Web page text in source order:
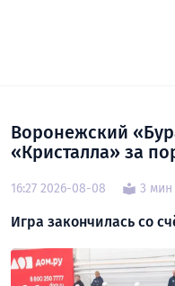
Воронежский
«Кристалла» за
16:27 2026-08-08 3 мин
Игра закончилась со